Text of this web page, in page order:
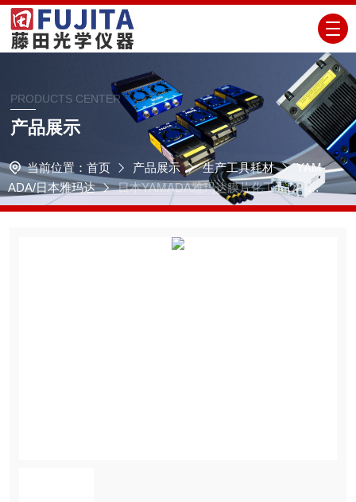
PRODUCTS CENTER
产品展示
当前位置： 首页 产品展示 生产工具耗材
YAM
ADA/日本雅玛达
日本YAMADA雅玛达膜片化工泵DP-FE
系列